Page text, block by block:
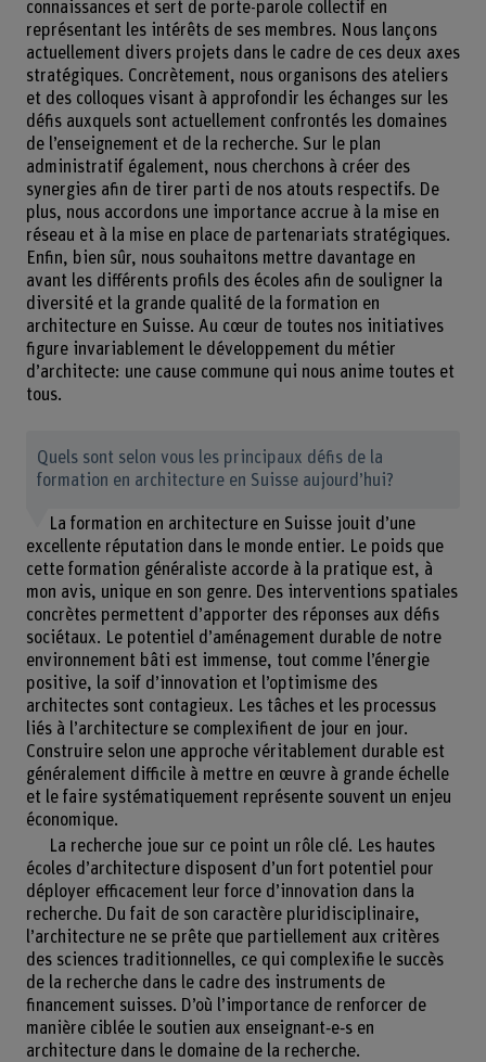
connaissances et sert de porte-parole collectif en
représentant les intérêts de ses membres. Nous lançons
actuellement divers projets dans le cadre de ces deux axes
stratégiques. Concrètement, nous organisons des ateliers
et des colloques visant à approfondir les échanges sur les
défis auxquels sont actuellement confrontés les domaines
de l’enseignement et de la recherche. Sur le plan
administratif également, nous cherchons à créer des
synergies afin de tirer parti de nos atouts respectifs. De
plus, nous accordons une importance accrue à la mise en
réseau et à la mise en place de partenariats stratégiques.
Enfin, bien sûr, nous souhaitons mettre davantage en
avant les différents profils des écoles afin de souligner la
diversité et la grande qualité de la formation en
architecture en Suisse. Au cœur de toutes nos initiatives
figure invariablement le développement du métier
d’architecte: une cause commune qui nous anime toutes et
tous.
Quels sont selon vous les principaux défis de la
formation en architecture en Suisse aujourd’hui?
La formation en architecture en Suisse jouit d’une
excellente réputation dans le monde entier. Le poids que
cette formation généraliste accorde à la pratique est, à
mon avis, unique en son genre. Des interventions spatiales
concrètes permettent d’apporter des réponses aux défis
sociétaux. Le potentiel d’aménagement durable de notre
environnement bâti est immense, tout comme l’énergie
positive, la soif d’innovation et l’optimisme des
architectes sont contagieux. Les tâches et les processus
liés à l’architecture se complexifient de jour en jour.
Construire selon une approche véritablement durable est
généralement difficile à mettre en œuvre à grande échelle
et le faire systématiquement représente souvent un enjeu
économique.
La recherche joue sur ce point un rôle clé. Les hautes
écoles d’architecture disposent d’un fort potentiel pour
déployer efficacement leur force d’innovation dans la
recherche. Du fait de son caractère pluridisciplinaire,
l’architecture ne se prête que partiellement aux critères
des sciences traditionnelles, ce qui complexifie le succès
de la recherche dans le cadre des instruments de
financement suisses. D’où l’importance de renforcer de
manière ciblée le soutien aux enseignant‑e‑s en
architecture dans le domaine de la recherche.